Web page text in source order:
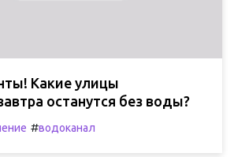
Какие улицы
останутся без воды?
#водоканал